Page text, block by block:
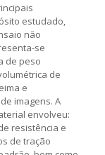
estudado,
não
se
de peso
de
e
imagens. A
envolveu:
resistência e
de tração